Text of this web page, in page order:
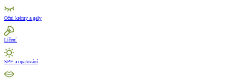
Oční krémy a gely
Líčení
SPF a opalování